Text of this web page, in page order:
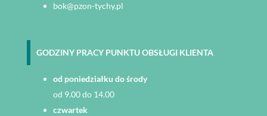
bok@pzon-tychy.pl
GODZINY PRACY PUNKTU OBSŁUGI KLIENTA
od poniedziałku do środy
od 9.00 do 14.00
czwartek